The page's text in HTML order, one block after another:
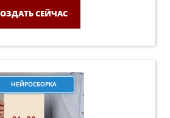
СЕЙЧАС
НЕЙРОСБОРКА